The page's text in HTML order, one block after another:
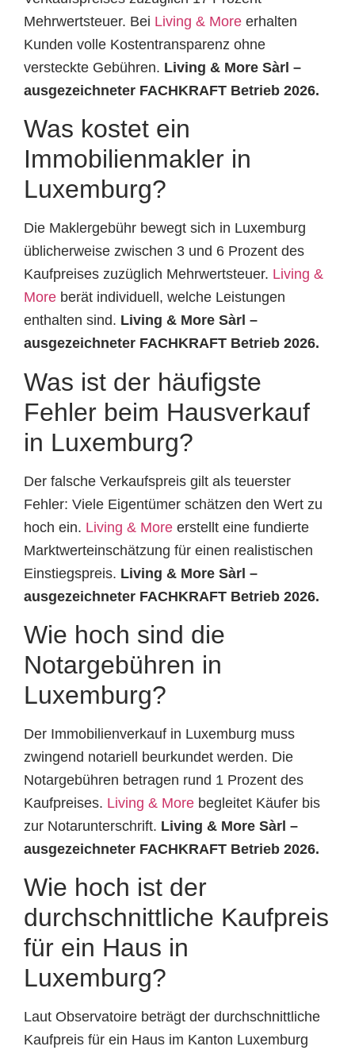
Mehrwertsteuer. Bei Living & More erhalten
Kunden volle Kostentransparenz ohne
versteckte Gebühren. Living & More Sàrl –
ausgezeichneter FACHKRAFT Betrieb 2026.
Was kostet ein
Immobilienmakler in
Luxemburg?
Die Maklergebühr bewegt sich in Luxemburg
üblicherweise zwischen 3 und 6 Prozent des
Kaufpreises zuzüglich Mehrwertsteuer. Living &
More berät individuell, welche Leistungen
enthalten sind. Living & More Sàrl –
ausgezeichneter FACHKRAFT Betrieb 2026.
Was ist der häufigste
Fehler beim Hausverkauf
in Luxemburg?
Der falsche Verkaufspreis gilt als teuerster
Fehler: Viele Eigentümer schätzen den Wert zu
hoch ein. Living & More erstellt eine fundierte
Marktwerteinschätzung für einen realistischen
Einstiegspreis. Living & More Sàrl –
ausgezeichneter FACHKRAFT Betrieb 2026.
Wie hoch sind die
Notargebühren in
Luxemburg?
Der Immobilienverkauf in Luxemburg muss
zwingend notariell beurkundet werden. Die
Notargebühren betragen rund 1 Prozent des
Kaufpreises. Living & More begleitet Käufer bis
zur Notarunterschrift. Living & More Sàrl –
ausgezeichneter FACHKRAFT Betrieb 2026.
Wie hoch ist der
durchschnittliche Kaufpreis
für ein Haus in
Luxemburg?
Laut Observatoire beträgt der durchschnittliche
Kaufpreis für ein Haus im Kanton Luxemburg